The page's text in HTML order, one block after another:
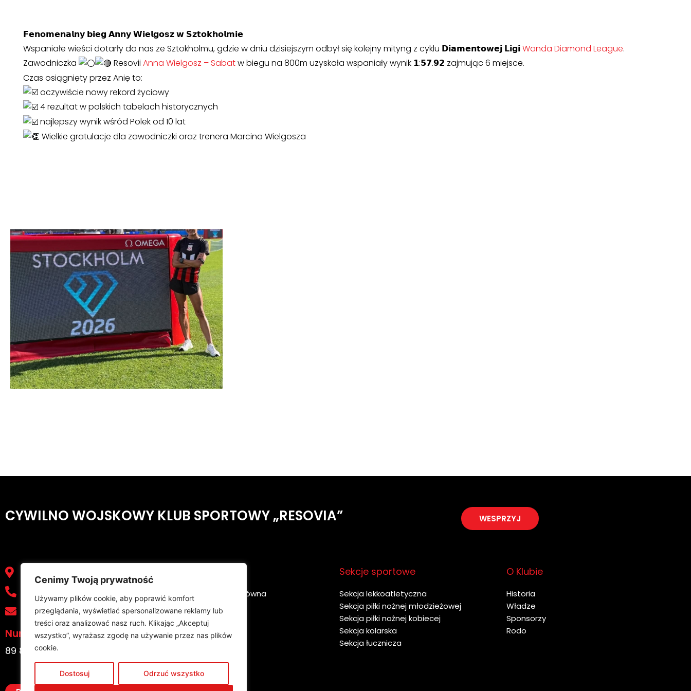
Cenimy Twoją prywatność
Używamy plików cookie, aby poprawić komfort
przeglądania, wyświetlać spersonalizowane reklamy lub
treści oraz analizować nasz ruch. Klikając „Akceptuj
wszystko”, wyrażasz zgodę na używanie przez nas plików
cookie.
Dostosuj Odrzuć wszystko
𝗙𝗲𝗻𝗼𝗺𝗲𝗻𝗮𝗹𝗻𝘆 𝗯𝗶𝗲𝗴 𝗔𝗻𝗻𝘆 𝗪𝗶𝗲𝗹𝗴𝗼𝘀𝘇 𝘄 𝗦𝘇𝘁𝗼𝗸𝗵𝗼𝗹𝗺𝗶𝗲
Wspaniałe wieści dotarły do nas ze Sztokholmu, gdzie w dniu dzisiejszym odbył się kolejny mityng z cyklu 𝗗𝗶𝗮𝗺𝗲𝗻𝘁𝗼𝘄𝗲𝗷 𝗟𝗶𝗴𝗶Wanda Diamond League.
Zawodniczka
Resovii Anna Wielgosz – Sabatw biegu na 800m uzyskała wspaniały wynik 𝟭:𝟱𝟳.𝟵𝟮 zajmując 6 miejsce.
Czas osiągnięty przez Anię to:
oczywiście nowy rekord życiowy
4 rezultat w polskich tabelach historycznych
najlepszy wynik wśród Polek od 10 lat
Wielkie gratulacje dla zawodniczki oraz trenera Marcina Wielgosza
CYWILNO WOJSKOWY KLUB SPORTOWY „RESOVIA” WESPRZYJ
sekretariat@cwksresovia.pl
Numer konta:
89 8642 1126 2012 1101 5262 0001
Strona główna
Newsy
Kontakt
Sekcje sportowe
Sekcja lekkoatletyczna
Sekcja piłki nożnej młodzieżowej
Sekcja piłki nożnej kobiecej
Sekcja kolarska
Sekcja łucznicza
O Klubie
Historia
Władze
Sponsorzy
Rodo